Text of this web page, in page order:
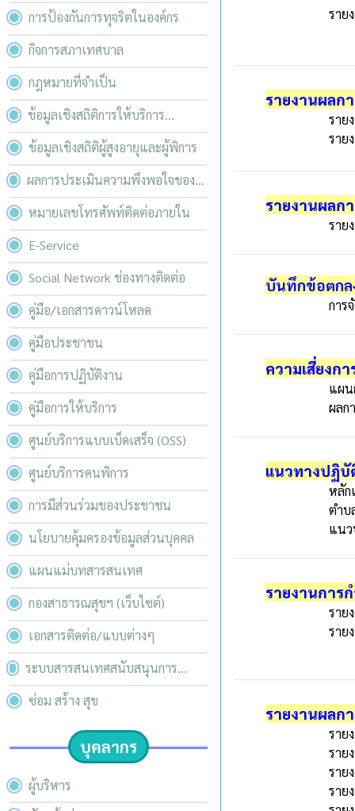
การป้องกันการทุจริตในองค์กร
กิจการสภาเทศบาล
กฎหมายที่จำเป็น
ข้อมูลเชิงสถิติการให้บริการ
ประชาชน
ข้อมูลเชิงสถิติผู้สูงอายุและผู้พิการ
ผลการประเมินความพึงพอใจของ
ผู้รับบริการ
หมายเลขโทรศัพท์ติดต่อภายใน
E-Service
Social Network ช่องทางติดต่อ
คู่มือ/เอกสารดาวน์โหลด
คู่มือประชาชน
คู่มือการปฏิบัติงาน
คู่มือการให้บริการ
ศูนย์บริการแบบเบ็ดเสร็จ (OSS)
ศูนย์บริการคนพิการ
การมีส่วนร่วมของประชาชน
นโยบายคุ้มครองข้อมูลส่วนบุคคล
แผนแม่บทสารสนเทศ
กองสาธารณสุขฯ (เว็บไซต์)
เอกสารติดต่อ/แบบต่างๆ
ระบบสารสนเทศสนับสนุนการ
บริหารจัดการของ อปท.
ซ่อม สร้าง สุข
บุคลากร
ผู้บริหาร
ราย
รายงานผลก
ราย
ราย
รายงานผลก
ราย
บันทึกข้อตกล
การ
ความเสี่ยงก
แผน
ผลก
แนวทางปฏิบั
หลัก
ตำ
แนว
รายงานการ
ราย
ราย
รายงานผลก
ราย
ราย
ราย
ราย